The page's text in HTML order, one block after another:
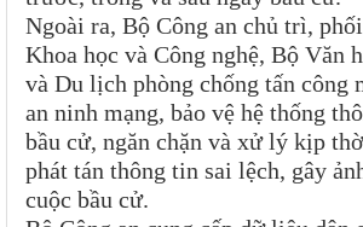
Ngoài ra, Bộ Công an chủ trì,
Khoa học và Công nghệ, Bộ Văn
và Du lịch phòng chống tấn công
an ninh mạng, bảo vệ hệ thống
bầu cử, ngăn chặn và xử lý kịp
phát tán thông tin sai lệch, gây
cuộc bầu cử.